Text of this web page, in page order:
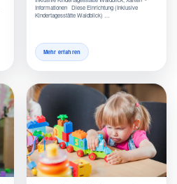
Informationen Diese Einrichtung (Inklusive
Kindertagesstätte Waldblick) …
Mehr erfahren